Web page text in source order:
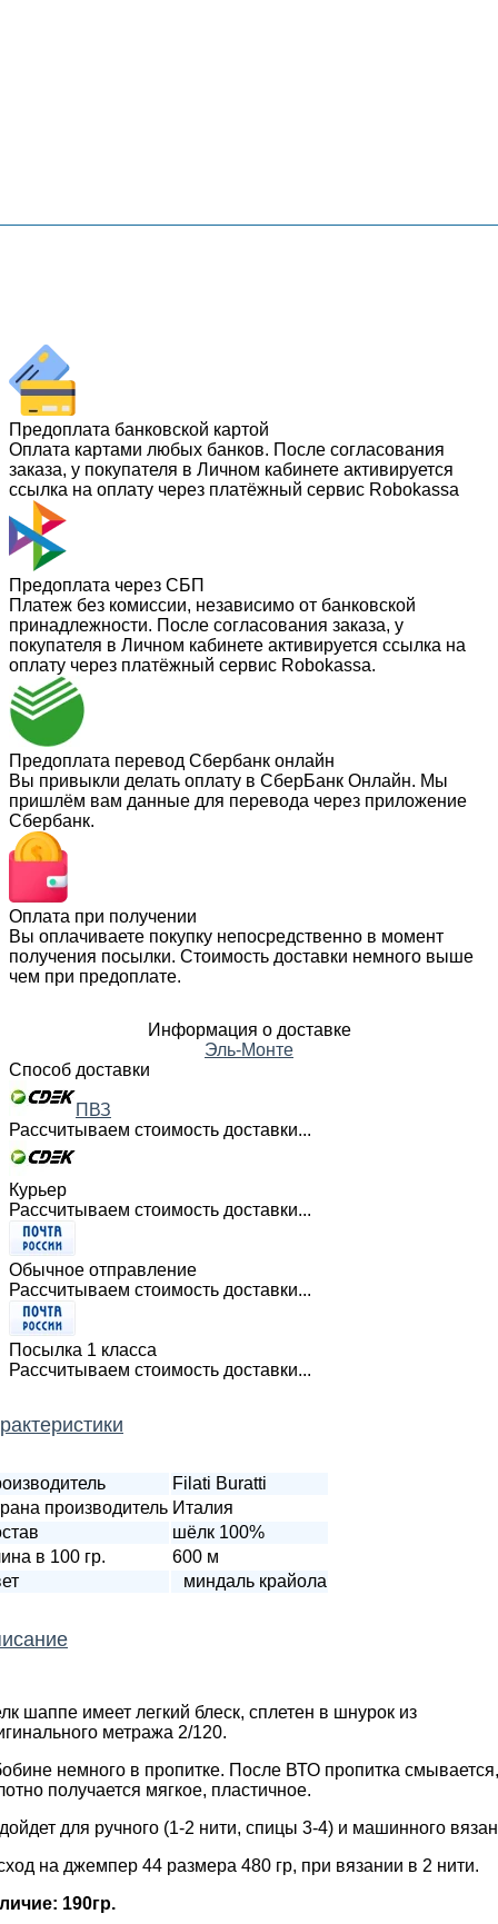
Предоплата банковской картой
Оплата картами любых банков. После согласования
заказа, у покупателя в Личном кабинете активируется
ссылка на оплату через платёжный сервис Robokassa
Предоплата через СБП
Платеж без комиссии, независимо от банковской
принадлежности. После согласования заказа, у
покупателя в Личном кабинете активируется ссылка на
оплату через платёжный сервис Robokassa.
Предоплата перевод Сбербанк онлайн
Вы привыкли делать оплату в СберБанк Онлайн. Мы
пришлём вам данные для перевода через приложение
Сбербанк.
Оплата при получении
Вы оплачиваете покупку непосредственно в момент
получения посылки. Стоимость доставки немного выше
чем при предоплате.
Информация о доставке
Эль-Монте
Способ доставки
ПВЗ
Рассчитываем стоимость доставки...
Курьер
Рассчитываем стоимость доставки...
Обычное отправление
Рассчитываем стоимость доставки...
Посылка 1 класса
Рассчитываем стоимость доставки...
Filati Buratti
производитель Италия
шёлк 100%
в 100 гр.
600 м
миндаль крайола
шаппе имеет легкий блеск, сплетен в шнурок из
метража 2/120.
немного в пропитке. После ВТО пропитка смывается,
получается мягкое, пластичное.
для ручного (1-2 нити, спицы 3-4) и машинного
на джемпер 44 размера 480 гр, при вязании в 2 нити.
190гр.